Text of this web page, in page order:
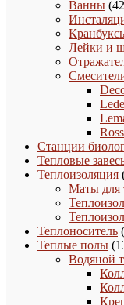
Ванны 42
Лейки и
Станции
Тепловые
Теплоизоляция
Маты для
Теплоноситель
Теплые полы
Водяной